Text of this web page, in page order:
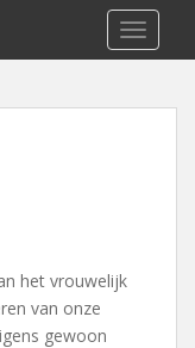
het vrouwelijk
van onze
gewoon